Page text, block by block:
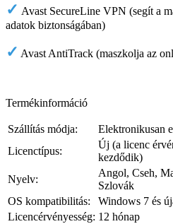
✓ Avast SecureLine VPN (segít a
adatok biztonságában)
✓ Avast AntiTrack (maszkolja az
Termékinformáció
Szállítás módja:
Elektronikusan
Licenctípus:
Új (a licenc
kezdődik)
Nyelv:
Angol, Cseh,
Szlovák
OS kompatibilitás:
Windows 7 és
Licencérvényesség: 12 hónap